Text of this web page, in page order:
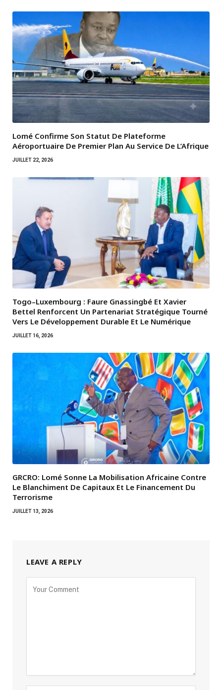
Lomé Confirme Son Statut De Plateforme
Aéroportuaire De Premier Plan Au Service De L’Afrique
JUILLET 22, 2026
Togo–Luxembourg : Faure Gnassingbé Et Xavier
Bettel Renforcent Un Partenariat Stratégique Tourné
Vers Le Développement Durable Et Le Numérique
JUILLET 16, 2026
GRCRO: Lomé Sonne La Mobilisation Africaine Contre
Le Blanchiment De Capitaux Et Le Financement Du
Terrorisme
JUILLET 13, 2026
LEAVE A REPLY